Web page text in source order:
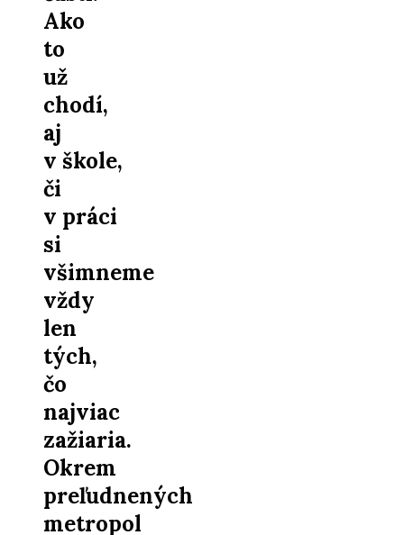
Ako
to
už
chodí,
aj
v škole,
či
v práci
si
všimneme
vždy
len
tých,
čo
najviac
zažiaria.
Okrem
preľudnených
metropol